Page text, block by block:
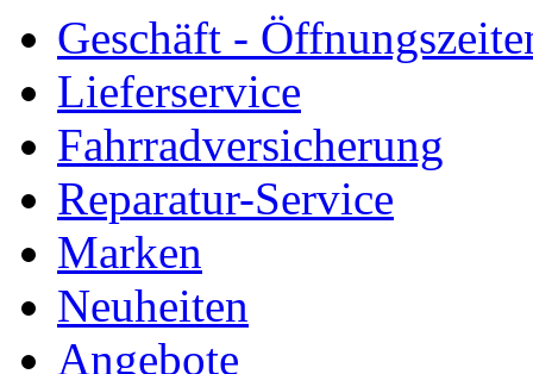
Geschäft -
Lieferservice
Fahrradversicherung
Reparatur-Service
Marken
Neuheiten
Angebote